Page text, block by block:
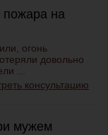
пожара на
огонь
довольно
...
консультацию
мужем